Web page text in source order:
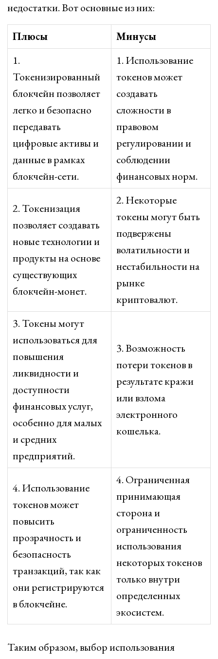
недостатки. Вот основные из них:
Плюсы
Минусы
1.
Токенизированный
блокчейн позволяет
легко и безопасно
передавать
цифровые активы и
данные в рамках
блокчейн-сети.
1. Использование
токенов может
создавать
сложности в
правовом
регулировании и
соблюдении
финансовых норм.
2. Токенизация
позволяет создавать
новые технологии и
продукты на основе
существующих
блокчейн-монет.
2. Некоторые
токены могут быть
подвержены
волатильности и
нестабильности на
рынке
криптовалют.
3. Токены могут
использоваться для
повышения
ликвидности и
доступности
финансовых услуг,
особенно для малых
и средних
предприятий.
3. Возможность
потери токенов в
результате кражи
или взлома
электронного
кошелька.
4. Использование
токенов может
повысить
прозрачность и
безопасность
транзакций, так как
они регистрируются
в блокчейне.
4. Ограниченная
принимающая
сторона и
ограниченность
использования
некоторых токенов
только внутри
определенных
экосистем.
Таким образом, выбор использования